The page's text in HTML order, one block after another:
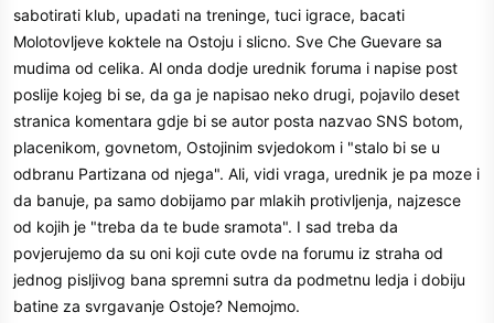
sabotirati klub, upadati na treninge, tuci igrace, bacati
Molotovljeve koktele na Ostoju i slicno. Sve Che Guevare sa
mudima od celika. Al onda dodje urednik foruma i napise post
poslije kojeg bi se, da ga je napisao neko drugi, pojavilo deset
stranica komentara gdje bi se autor posta nazvao SNS botom,
placenikom, govnetom, Ostojinim svjedokom i "stalo bi se u
odbranu Partizana od njega". Ali, vidi vraga, urednik je pa moze i
da banuje, pa samo dobijamo par mlakih protivljenja, najzesce
od kojih je "treba da te bude sramota". I sad treba da
povjerujemo da su oni koji cute ovde na forumu iz straha od
jednog pisljivog bana spremni sutra da podmetnu ledja i dobiju
batine za svrgavanje Ostoje? Nemojmo.